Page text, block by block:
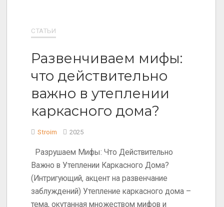
СТАТЬИ
Развенчиваем мифы:
что действительно
важно в утеплении
каркасного дома?
Stroim 2025
Разрушаем Мифы: Что Действительно
Важно в Утеплении Каркасного Дома?
(Интригующий, акцент на развенчание
заблуждений) Утепление каркасного дома –
тема, окутанная множеством мифов и